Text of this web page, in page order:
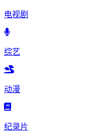
电视剧
综艺
动漫
纪录片